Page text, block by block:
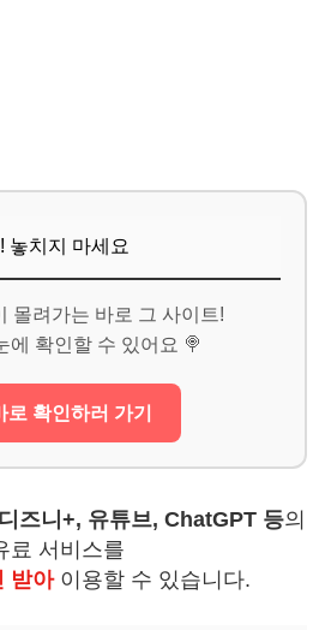
놓치지 마세요
몰려가는 바로 그 사이트!
에 확인할 수 있어요 🍭
확인하러 가기
즈니+, 유튜브, ChatGPT 등의
료 서비스를
받아이용할 수 있습니다.